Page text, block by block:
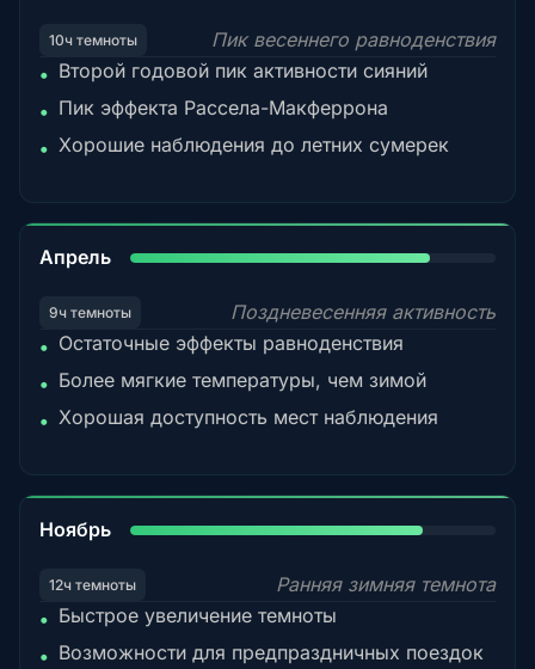
10ч темноты
Пик весеннего равноденствия
• Второй годовой пик активности сияний
• Пик эффекта Рассела-Макферрона
• Хорошие наблюдения до летних сумерек
Апрель
9ч темноты
Поздневесенняя активность
• Остаточные эффекты равноденствия
• Более мягкие температуры, чем зимой
• Хорошая доступность мест наблюдения
Ноябрь
12ч темноты
Ранняя зимняя темнота
• Быстрое увеличение темноты
• Возможности для предпраздничных поездок